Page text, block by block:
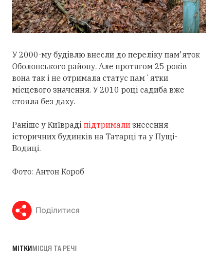
У 2000-му будівлю внесли до переліку пам'яток
Оболонського району. Але протягом 25 років
вона так і не отримала статус памʼятки
місцевого значення. У 2010 році садиба вже
стояла без даху.
Раніше у Київраді підтримали знесення
історичних будинків на Татарці та у Пущі-
Водиці.
Фото: Антон Короб
Поділитися
МІТКИМІСЦЯ ТА РЕЧІ